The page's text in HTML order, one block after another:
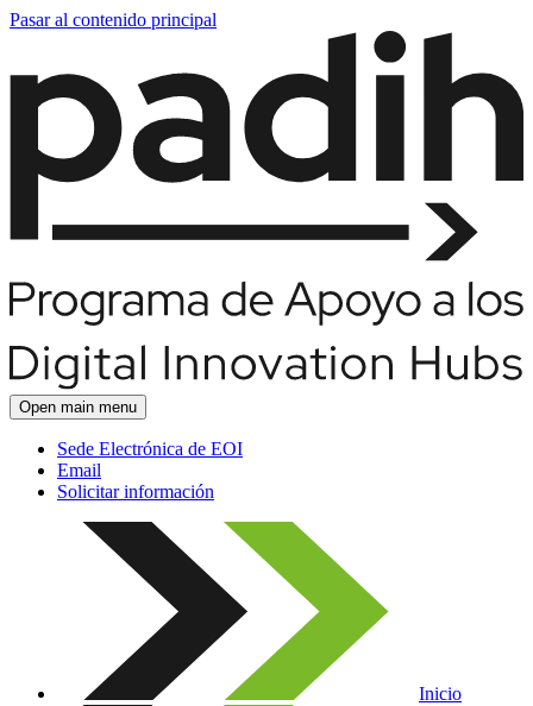
Pasar al contenido principal
Open main menu
Sede Electrónica de EOI
Email
Solicitar información
Inicio